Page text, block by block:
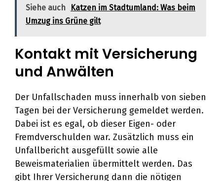
Siehe auch
Katzen im Stadtumland: Was beim
Umzug ins Grüne gilt
Kontakt mit Versicherung
und Anwälten
Der Unfallschaden muss innerhalb von sieben
Tagen bei der Versicherung gemeldet werden.
Dabei ist es egal, ob dieser Eigen- oder
Fremdverschulden war. Zusätzlich muss ein
Unfallbericht ausgefüllt sowie alle
Beweismaterialien übermittelt werden. Das
gibt Ihrer Versicherung dann die nötigen